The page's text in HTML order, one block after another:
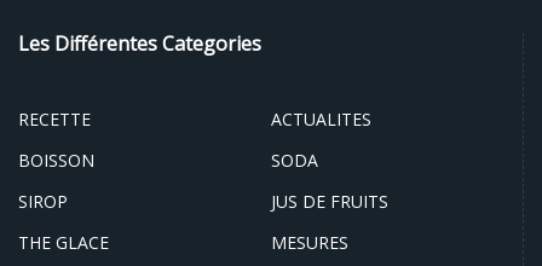
Les Différentes Categories
RECETTE
ACTUALITES
BOISSON
SODA
SIROP
JUS DE FRUITS
THE GLACE
MESURES